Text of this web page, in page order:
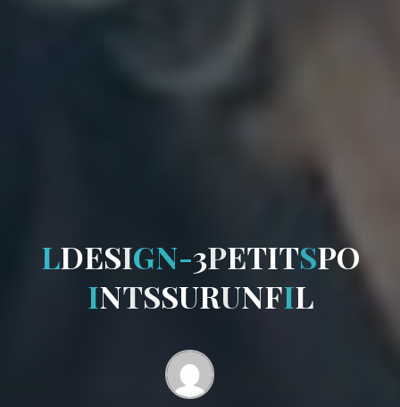
LDESIGN-3PETITSPO
INTSSURUNFIL